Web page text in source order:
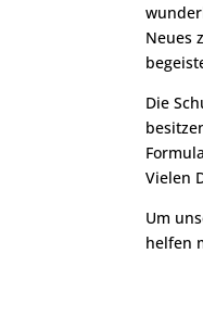
Neues
Die
Vielen
Um
helfen